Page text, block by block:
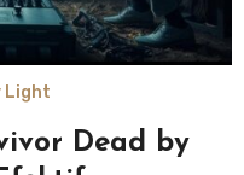
Light
Dead by